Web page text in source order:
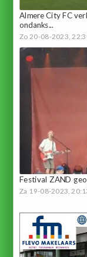
Almere City FC
ondanks...
Zo 20-08-2023,
Festival ZAND
Za 19-08-2023,